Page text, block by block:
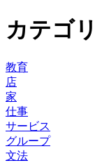
カテゴ
教育
店
家
仕事
サービス
グループ
文法